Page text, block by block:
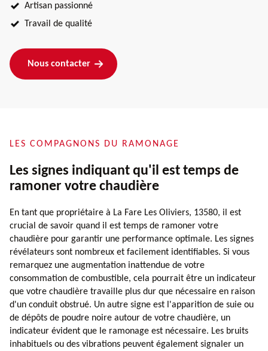
Artisan passionné
Travail de qualité
Nous contacter
LES COMPAGNONS DU RAMONAGE
Les signes indiquant qu'il est temps de
ramoner votre chaudière
En tant que propriétaire à La Fare Les Oliviers, 13580, il est
crucial de savoir quand il est temps de ramoner votre
chaudière pour garantir une performance optimale. Les signes
révélateurs sont nombreux et facilement identifiables. Si vous
remarquez une augmentation inattendue de votre
consommation de combustible, cela pourrait être un indicateur
que votre chaudière travaille plus dur que nécessaire en raison
d'un conduit obstrué. Un autre signe est l'apparition de suie ou
de dépôts de poudre noire autour de votre chaudière, un
indicateur évident que le ramonage est nécessaire. Les bruits
inhabituels ou des vibrations peuvent également signaler un